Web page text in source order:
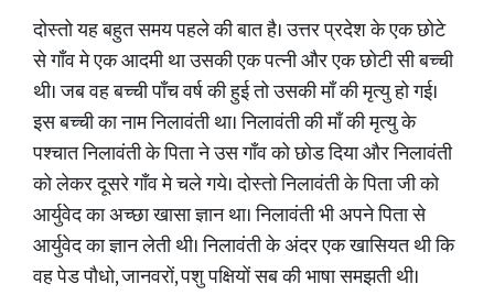
दोस्तो यह बहुत समय पहले की बात है। उत्तर प्रदेश के एक छोटे
से गाँव मे एक आदमी था उसकी एक पत्नी और एक छोटी सी बच्ची
थी। जब वह बच्ची पाँच वर्ष की हुई तो उसकी माँ की मृत्यु हो गई।
इस बच्ची का नाम निलावंती था। निलावंती की माँ की मृत्यु के
पश्चात निलावंती के पिता ने उस गाँव को छोड दिया और निलावंती
को लेकर दूसरे गाँव मे चले गये। दोस्तो निलावंती के पिता जी को
आर्युवेद का अच्छा खासा ज्ञान था। निलावंती भी अपने पिता से
आर्युवेद का ज्ञान लेती थी। निलावंती के अंदर एक खासियत थी कि
वह पेड पौधो, जानवरों, पशु पक्षियों सब की भाषा समझती थी।